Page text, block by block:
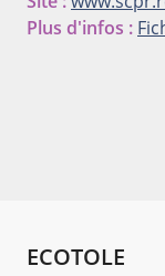
Plus d'infos :
ECOTOLE